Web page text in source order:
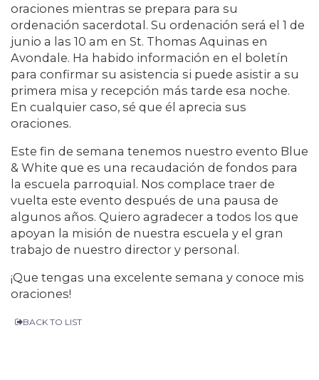
oraciones mientras se prepara para su
ordenación sacerdotal. Su ordenación será el 1 de
junio a las 10 am en St. Thomas Aquinas en
Avondale. Ha habido información en el boletín
para confirmar su asistencia si puede asistir a su
primera misa y recepción más tarde esa noche.
En cualquier caso, sé que él aprecia sus
oraciones.
Este fin de semana tenemos nuestro evento Blue
& White que es una recaudación de fondos para
la escuela parroquial. Nos complace traer de
vuelta este evento después de una pausa de
algunos años. Quiero agradecer a todos los que
apoyan la misión de nuestra escuela y el gran
trabajo de nuestro director y personal.
¡Que tengas una excelente semana y conoce mis
oraciones!
BACK TO LIST